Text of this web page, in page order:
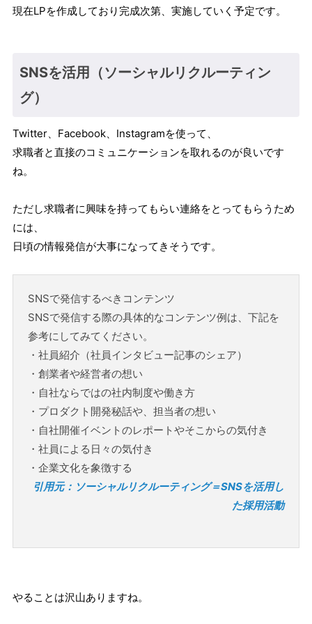
現在LPを作成しており完成次第、実施していく予定です。
SNSを活用（ソーシャルリクルーティン
グ）
Twitter、Facebook、Instagramを使って、
求職者と直接のコミュニケーションを取れるのが良いです
ね。
ただし求職者に興味を持ってもらい連絡をとってもらうため
には、
日頃の情報発信が大事になってきそうです。
SNSで発信するべきコンテンツ
SNSで発信する際の具体的なコンテンツ例は、下記を
参考にしてみてください。
・社員紹介（社員インタビュー記事のシェア）
・創業者や経営者の想い
・自社ならではの社内制度や働き方
・プロダクト開発秘話や、担当者の想い
・自社開催イベントのレポートやそこからの気付き
・社員による日々の気付き
・企業文化を象徴する
引用元：ソーシャルリクルーティング＝SNSを活用し
た採用活動
やることは沢山ありますね。